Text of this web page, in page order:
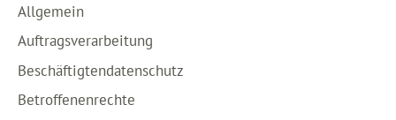
Allgemein
Auftragsverarbeitung
Beschäftigtendatenschutz
Betroffenenrechte